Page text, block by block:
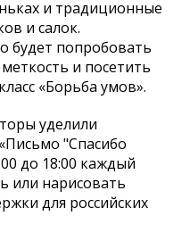
и традиционные
и салок.
будет попробовать
меткость и посетить
«Борьба умов».
уделили
«Письмо "Спасибо
до 18:00 каждый
или нарисовать
для российских